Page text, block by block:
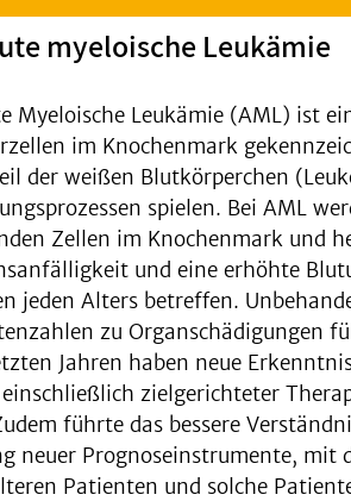
myeloische Leukämie
Myeloische Leukämie (AML) ist
im Knochenmark
der weißen Blutkörperchen
spielen. Bei AML
Zellen im Knochenmark und
und eine erhöhte
jeden Alters betreffen.
zu Organschädigungen
Jahren haben neue
zielgerichteter
führte das bessere
neuer Prognoseinstrumente,
Patienten und solche